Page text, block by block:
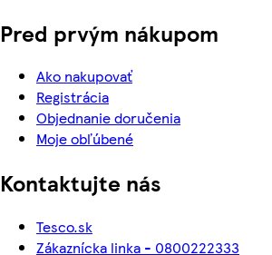
Pred prvým nákupom
Ako nakupovať
Registrácia
Objednanie doručenia
Moje obľúbené
Kontaktujte nás
Tesco.sk
Zákaznícka linka - 0800222333